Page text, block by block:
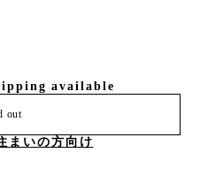
available
out
まいの方向け